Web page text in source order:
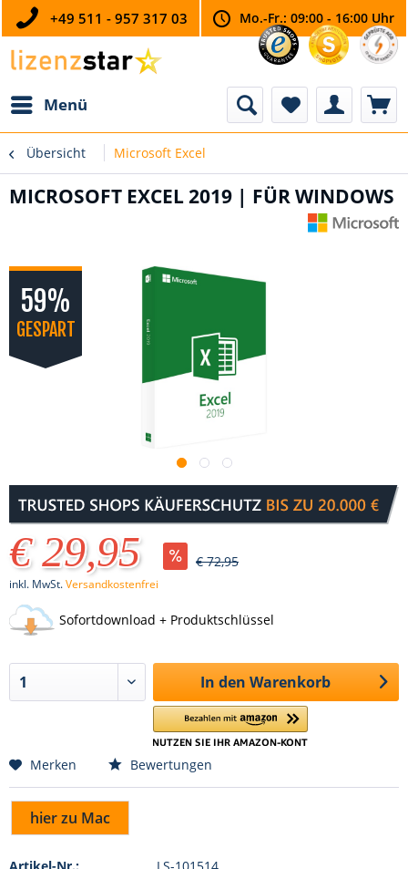
+49 511 - 957 317 03 Mo.-Fr.: 09:00 - 16:00 Uhr
Menü
Übersicht Microsoft Excel
MICROSOFT EXCEL 2019 | FÜR WINDOWS
59%
GESPART
€ 29,95 € 72,95
inkl. MwSt.Versandkostenfrei
Sofortdownload + Produktschlüssel
In den Warenkorb
Merken Bewertungen
hier zu Mac